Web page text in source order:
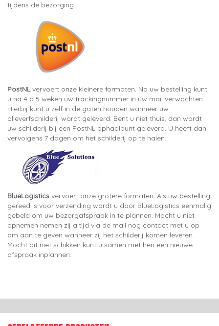
tijdens de bezorging.
PostNLvervoert onze kleinere formaten. Na uw bestelling kunt
u na 4 à 5 weken uw trackingnummer in uw mail verwachten.
Hierbij kunt u zelf in de gaten houden wanneer uw
olieverfschilderij wordt geleverd. Bent u niet thuis, dan wordt
uw schilderij bij een PostNL ophaalpunt geleverd. U heeft dan
vervolgens 7 dagen om het schilderij op te halen.
BlueLogistics vervoert onze grotere formaten. Als uw bestelling
gereed is voor verzending wordt u door BlueLogistics eenmalig
gebeld om uw bezorgafspraak in te plannen. Mocht u niet
opnemen nemen zij altijd via de mail nog contact met u op
om aan te geven wanneer zij het schilderij komen leveren.
Mocht dit niet schikken kunt u samen met hen een nieuwe
afspraak inplannen.